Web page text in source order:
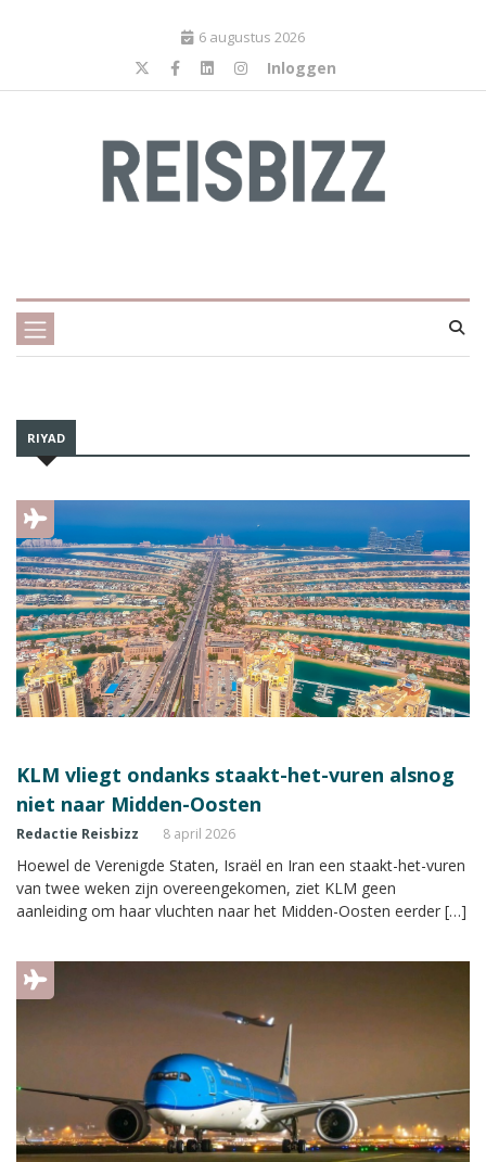
6 augustus 2026
Inloggen
RIYAD
KLM vliegt ondanks staakt-het-vuren alsnog
niet naar Midden-Oosten
Redactie Reisbizz 8 april 2026
Hoewel de Verenigde Staten, Israël en Iran een staakt-het-vuren
van twee weken zijn overeengekomen, ziet KLM geen
aanleiding om haar vluchten naar het Midden-Oosten eerder […]